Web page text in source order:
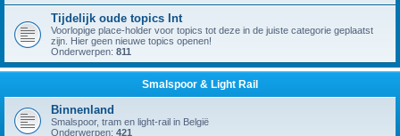
Tijdelijk oude topics Int
Voorlopige place-holder voor topics tot deze in de juiste categorie geplaatst
zijn. Hier geen nieuwe topics openen!
Onderwerpen: 811
Smalspoor & Light Rail
Binnenland
Smalspoor, tram en light-rail in België
Onderwerpen: 421